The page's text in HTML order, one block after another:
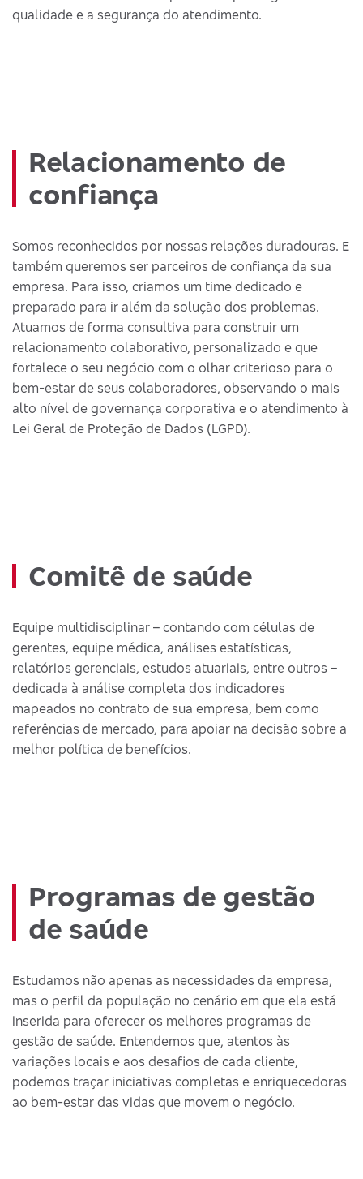
qualidade e a segurança do atendimento.
Relacionamento de
confiança
Somos reconhecidos por nossas relações duradouras. E
também queremos ser parceiros de confiança da sua
empresa. Para isso, criamos um time dedicado e
preparado para ir além da solução dos problemas.
Atuamos de forma consultiva para construir um
relacionamento colaborativo, personalizado e que
fortalece o seu negócio com o olhar criterioso para o
bem-estar de seus colaboradores, observando o mais
alto nível de governança corporativa e o atendimento à
Lei Geral de Proteção de Dados (LGPD).
Comitê de saúde
Equipe multidisciplinar – contando com células de
gerentes, equipe médica, análises estatísticas,
relatórios gerenciais, estudos atuariais, entre outros –
dedicada à análise completa dos indicadores
mapeados no contrato de sua empresa, bem como
referências de mercado, para apoiar na decisão sobre a
melhor política de benefícios.
Programas de gestão
de saúde
Estudamos não apenas as necessidades da empresa,
mas o perfil da população no cenário em que ela está
inserida para oferecer os melhores programas de
gestão de saúde. Entendemos que, atentos às
variações locais e aos desafios de cada cliente,
podemos traçar iniciativas completas e enriquecedoras
ao bem-estar das vidas que movem o negócio.